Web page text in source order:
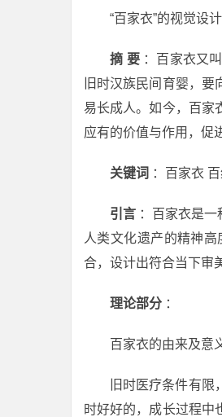
“百家衣”的视觉设计
摘 要：百家衣又
旧时汉族民间育婴，
易长成人。如今，百家
应有的价值与作用，促
关键词 ：百家衣
引言 ：百家衣是
人类文化遗产的精神
合，设计出符合当下审
理论部分 ：
百家衣的由来及意
旧时医疗条件有
时好好的，成长过程中